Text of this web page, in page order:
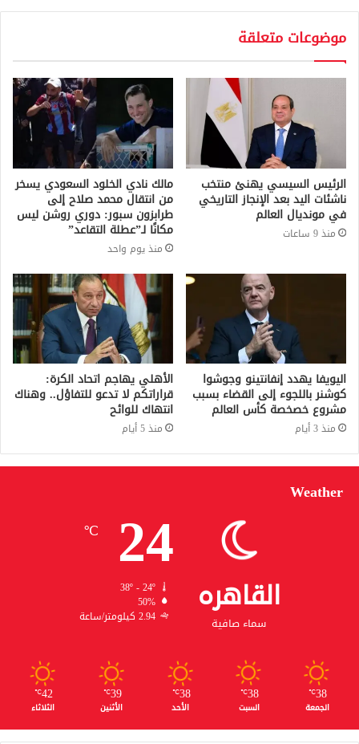
موضوعات متعلقة
الرئيس السيسي يهنئ منتخب
ناشئات اليد بعد الإنجاز التاريخي
في مونديال العالم
منذ 9 ساعات
مالك نادي الخلود السعودي يسخر
من انتقال محمد صلاح إلى
طرابزون سبور: دوري روشن ليس
مكانًا لـ”عطلة التقاعد”
منذ يوم واحد
اليويفا يهدد إنفانتينو وجوشوا
كوشنر باللجوء إلى القضاء بسبب
مشروع خصخصة كأس العالم
منذ 3 أيام
الأهلي يهاجم اتحاد الكرة:
قراراتكم لا تدعو للتفاؤل.. وهناك
انتهاك للوائح
منذ 5 أيام
Weather
القاهره
سماء صافية
24
℃
38º - 24º
50%
2.94 كيلومتر/ساعة
38
℃
الجمعة
38
℃
السبت
38
℃
الأحد
39
℃
الأثنين
42
℃
الثلاثاء